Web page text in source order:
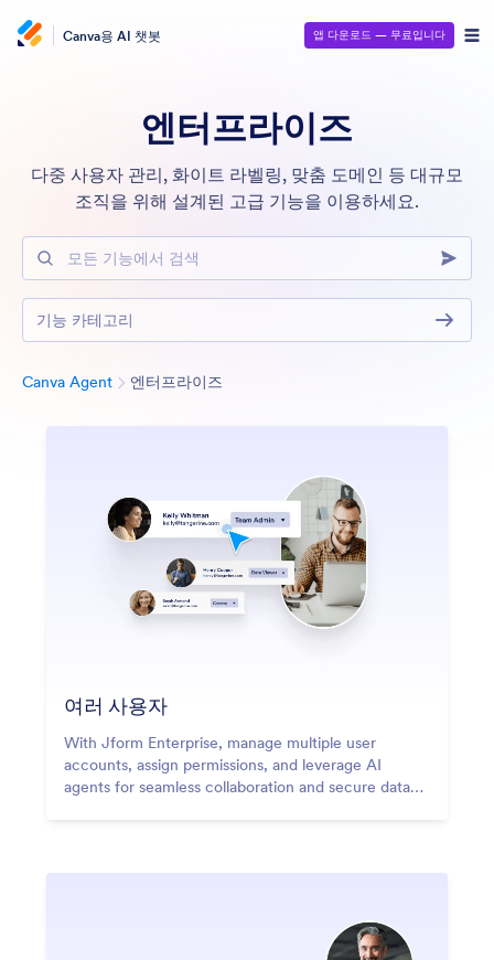
Canva용 AI 챗봇 앱 다운로드 — 무료입니다
엔터프라이즈
다중 사용자 관리, 화이트 라벨링, 맞춤 도메인 등 대규모
조직을 위해 설계된 고급 기능을 이용하세요.
모든 기능에서 검색
Canva Agent 엔터프라이즈
여러 사용자
With Jform Enterprise, manage multiple user
accounts, assign permissions, and leverage AI
agents for seamless collaboration and secure data
기능 카테고리